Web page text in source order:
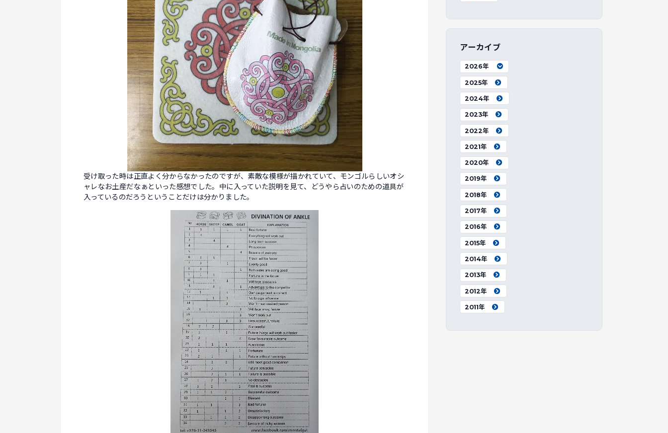
受け取った時は正直よく分からなかったのですが、素敵な模様が描かれていて、モンゴルらしいオシ
ャレなお土産だなぁといった感想でした。中に入っていた説明を見て、どうやら占いのための道具が
入っているのだろうということだけは分かりました。
アーカイブ
2026年
2025年
2024年
2023年
2022年
2021年
2020年
2019年
2018年
2017年
2016年
2015年
2014年
2013年
2012年
2011年